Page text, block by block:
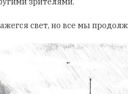
свет, но все мы